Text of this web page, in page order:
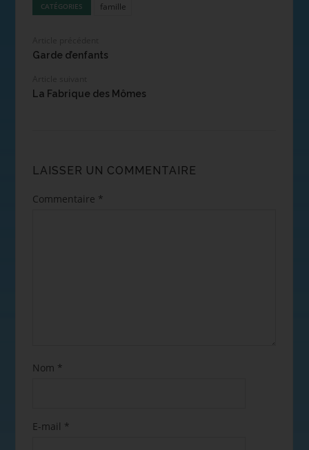
CATÉGORIES famille
Garde d’enfants
La Fabrique des Mômes
LAISSER UN COMMENTAIRE
Commentaire *
Nom *
E-mail *